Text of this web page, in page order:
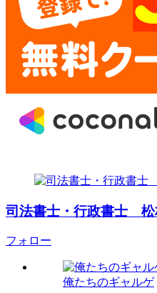
司法書士・行政書士 松
フォロー
俺たちのギャルゲ